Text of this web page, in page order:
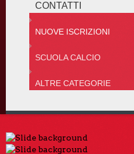
CONTATTI
NUOVE ISCRIZIONI
SCUOLA CALCIO
ALTRE CATEGORIE